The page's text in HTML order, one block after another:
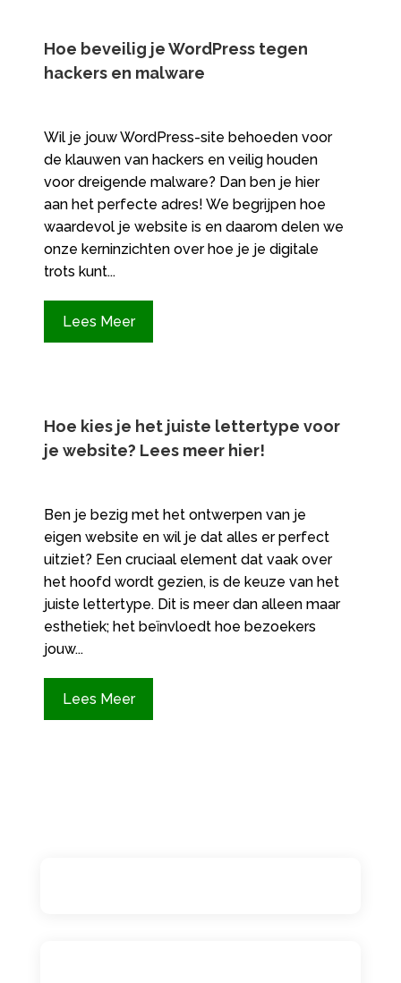
Hoe beveilig je WordPress tegen
hackers en malware
Wil je jouw WordPress-site behoeden voor
de klauwen van hackers en veilig houden
voor dreigende malware? Dan ben je hier
aan het perfecte adres! We begrijpen hoe
waardevol je website is en daarom delen we
onze kerninzichten over hoe je je digitale
trots kunt...
Lees Meer
Hoe kies je het juiste lettertype voor
je website? Lees meer hier!
Ben je bezig met het ontwerpen van je
eigen website en wil je dat alles er perfect
uitziet? Een cruciaal element dat vaak over
het hoofd wordt gezien, is de keuze van het
juiste lettertype.​ Dit is meer dan alleen maar
esthetiek; het beïnvloedt hoe bezoekers
jouw...
Lees Meer